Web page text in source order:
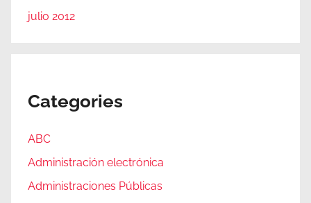
julio 2012
Categories
ABC
Administración electrónica
Administraciones Públicas